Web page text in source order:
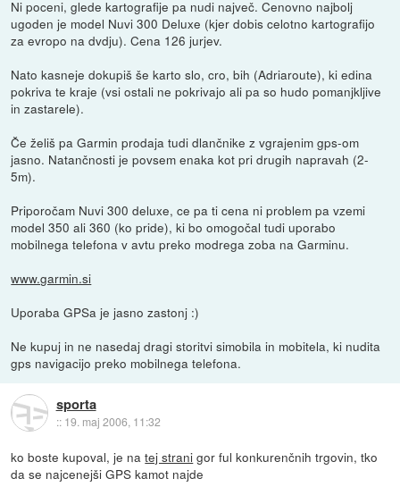
Ni poceni, glede kartografije pa nudi največ. Cenovno najbolj
ugoden je model Nuvi 300 Deluxe (kjer dobis celotno kartografijo
za evropo na dvdju). Cena 126 jurjev.
Nato kasneje dokupiš še karto slo, cro, bih (Adriaroute), ki edina
pokriva te kraje (vsi ostali ne pokrivajo ali pa so hudo pomanjkljive
in zastarele).
Če želiš pa Garmin prodaja tudi dlančnike z vgrajenim gps-om
jasno. Natančnosti je povsem enaka kot pri drugih napravah (2-
5m).
Priporočam Nuvi 300 deluxe, ce pa ti cena ni problem pa vzemi
model 350 ali 360 (ko pride), ki bo omogočal tudi uporabo
mobilnega telefona v avtu preko modrega zoba na Garminu.
www.garmin.si
Uporaba GPSa je jasno zastonj :)
Ne kupuj in ne nasedaj dragi storitvi simobila in mobitela, ki nudita
gps navigacijo preko mobilnega telefona.
sporta
:: 19. maj 2006, 11:32
ko boste kupoval, je natej strani gor ful konkurenčnih trgovin, tko
da se najcenejši GPS kamot najde